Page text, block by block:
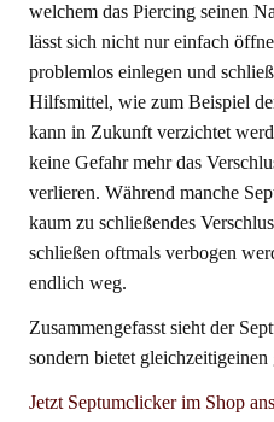
welchem das Piercing seinen
lässt sich nicht nur einfach
problemlos einlegen und
Hilfsmittel, wie zum Beispiel
kann in Zukunft verzichtet
keine Gefahr mehr das
verlieren. Während manche
kaum zu schließendes
schließen oftmals verbogen
endlich weg.
Zusammengefasst sieht der
sondern bietet
Jetzt Septumclicker im Shop